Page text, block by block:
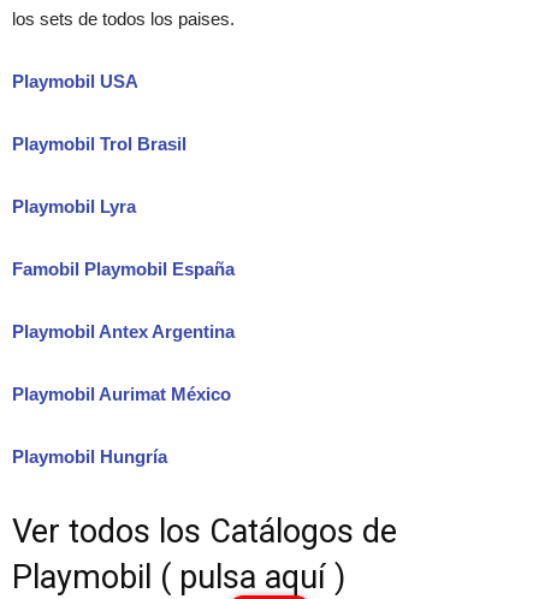
los sets de todos los paises.
Playmobil USA
Playmobil Trol Brasil
Playmobil Lyra
Famobil Playmobil España
Playmobil Antex Argentina
Playmobil Aurimat México
Playmobil Hungría
Ver todos los Catálogos de
Playmobil ( pulsa aquí )